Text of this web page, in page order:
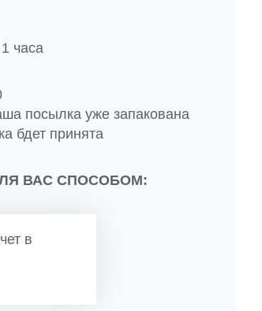
часа
посылка уже запакована
бдет принята
ВАС СПОСОБОМ:
в